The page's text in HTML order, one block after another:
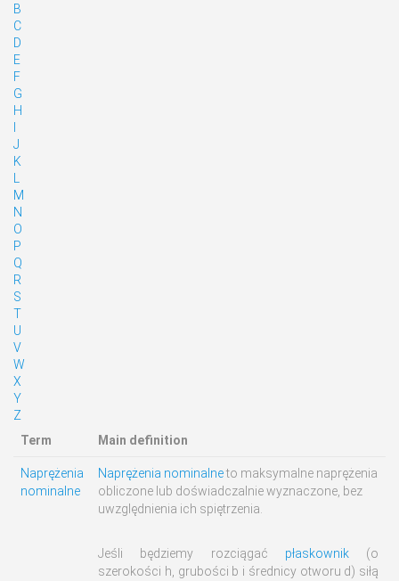
B
C
D
E
F
G
H
J
K
M
N
O
P
Q
R
S
T
U
V
W
X
Y
Z
Term
Main definition
Naprężenia
nominalne
Naprężenia nominalneto maksymalne naprężenia
obliczone lub doświadczalnie wyznaczone, bez
uwzględnienia ich spiętrzenia.
Jeśli będziemy rozciągać płaskownik(o
szerokości h, grubości b i średnicy otworu d) siłą